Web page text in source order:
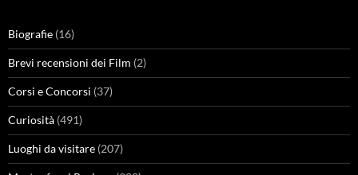
Biografie (16)
Brevi recensioni dei Film (2)
Corsi e Concorsi (37)
Curiosità (491)
Luoghi da visitare (207)